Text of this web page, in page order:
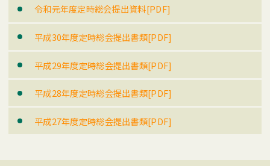
令和元年度定時総会提出資料[PDF]
平成30年度定時総会提出書類[PDF]
平成29年度定時総会提出書類[PDF]
平成28年度定時総会提出書類[PDF]
平成27年度定時総会提出書類[PDF]